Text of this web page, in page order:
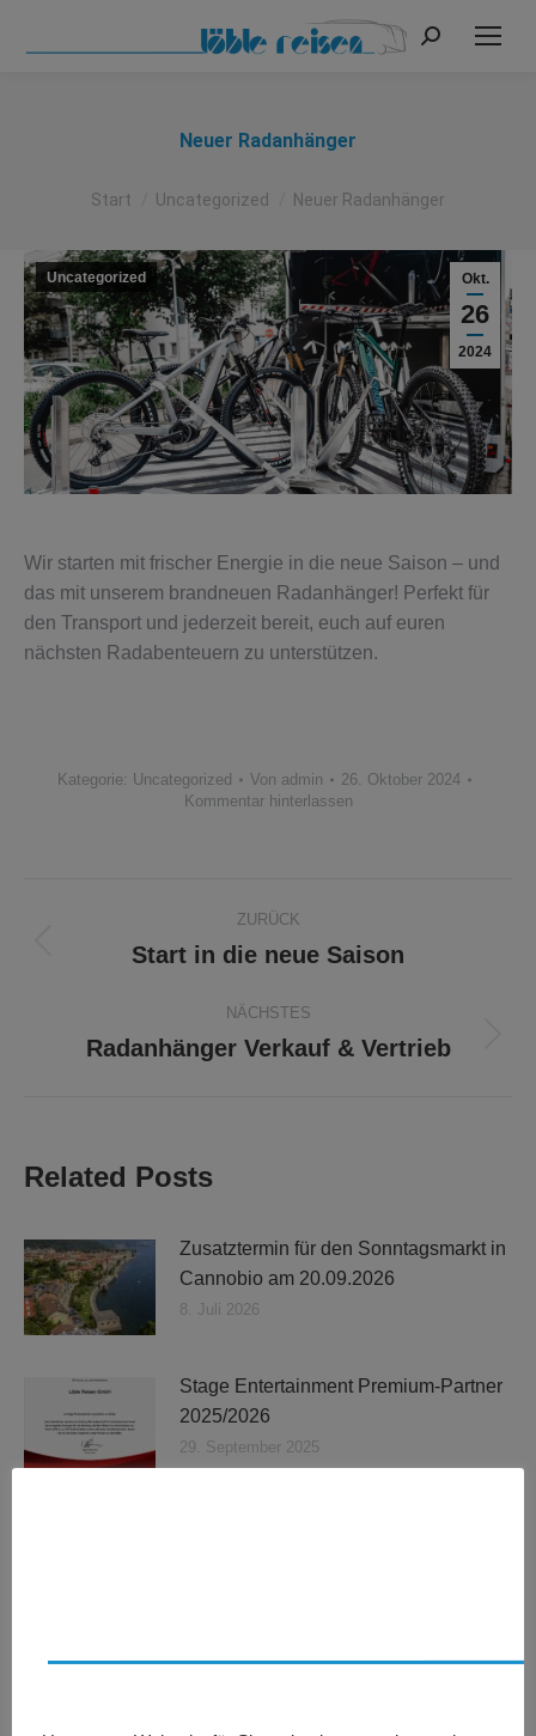
Search:
Neuer Radanhänger
Sie befinden sich hier:
Start Uncategorized Neuer Radanhänger
Okt.
26
2024
Uncategorized
Wir starten mit frischer Energie in die neue Saison – und
das mit unserem brandneuen Radanhänger! Perfekt für
den Transport und jederzeit bereit, euch auf euren
nächsten Radabenteuern zu unterstützen.
Kategorie: Uncategorized Von admin
26. Oktober 2024
Kommentar hinterlassen
ZURÜCK
Vorheriger
Start in die neue Saison
NÄCHSTES
Nächster
Radanhänger Verkauf & Vertrieb
Related Posts
Zusatztermin für den Sonntagsmarkt in
Cannobio am 20.09.2026
8. Juli 2026
Stage Entertainment Premium-Partner
2025/2026
29. September 2025
Fahrschulbus mieten